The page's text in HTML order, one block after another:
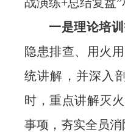
一是理论培
隐患排查、用火
统讲解，并深入
时，重点讲解灭
事项，夯实全员消